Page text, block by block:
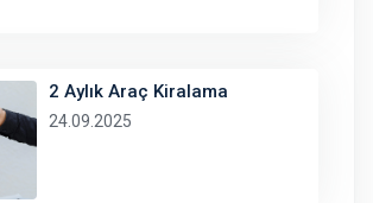
2 Aylık Araç Kiralama
24.09.2025